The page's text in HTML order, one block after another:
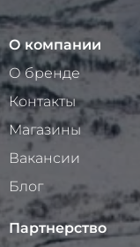
О компании
О бренде
Контакты
Магазины
Вакансии
Блог
Партнерство